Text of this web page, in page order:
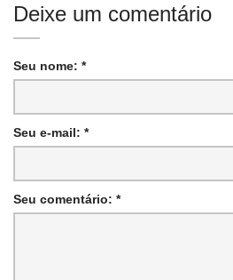
Deixe um comentário
Seu nome: *
Seu e-mail: *
Seu comentário: *